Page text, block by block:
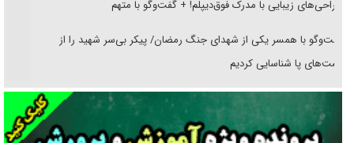
جراحی‌های زیبایی با مدرک فوق‌دیپلم! + گفت‌وگو با متهم
گفت‌وگو با همسر یکی از شهدای جنگ رمضان/ پیکر بی‌سر شهید را از
انگشت‌های پا شناسایی کردیم
نسلی که آنلاین الگو می‌گیرد
گفت‌وگو با آیت‌الله جاودان/ جفای مخالفان مکانت معنوی رهبر شهید را